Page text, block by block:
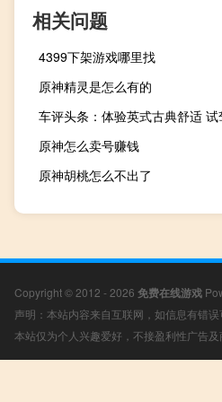
相关问题
4399下架游戏哪里找
原神精灵是怎么有的
车评头条：体验英式古典舒适
原神怎么卖号赚钱
原神胡桃怎么不出了
Copyright © 2012 - 2026 免费在线游戏
声明：本站内容来自互联网，如信息有错
本站仅为个人兴趣爱好，不接盈利性广告及